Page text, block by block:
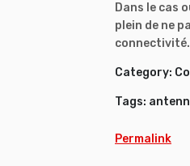
Dans le cas
plein de ne
Category:
Tags:
Permalink